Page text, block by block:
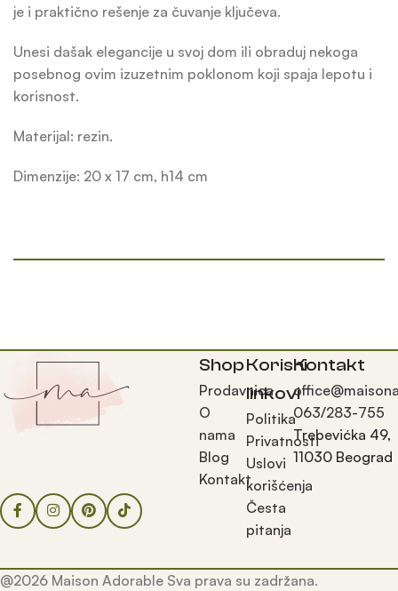
je i praktično rešenje za čuvanje ključeva.
Unesi dašak elegancije u svoj dom ili obraduj nekoga
posebnog ovim izuzetnim poklonom koji spaja lepotu i
korisnost.
Materijal: rezin.
Dimenzije: 20 x 17 cm, h14 cm
Shop
Prodavnica
O
nama
Blog
Kontakt
Korisni
linkovi
Politika
Privatnosti
Uslovi
korišćenja
Česta
pitanja
Kontakt
063/283-755
Trebevićka 49,
11030 Beograd
@2026 Maison Adorable Sva prava su zadržana.